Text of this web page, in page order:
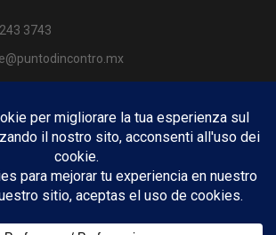
3743